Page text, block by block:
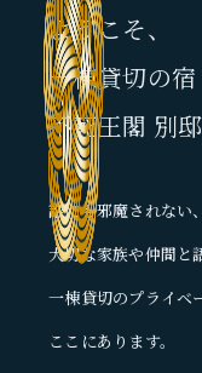
浴室
ようこそ、
一棟貸切の宿
不死王閣 別
誰にも邪魔されない
大切な家族や仲間と
一棟貸切のプライベ
ここにあります。